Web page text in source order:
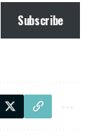
Subscribe